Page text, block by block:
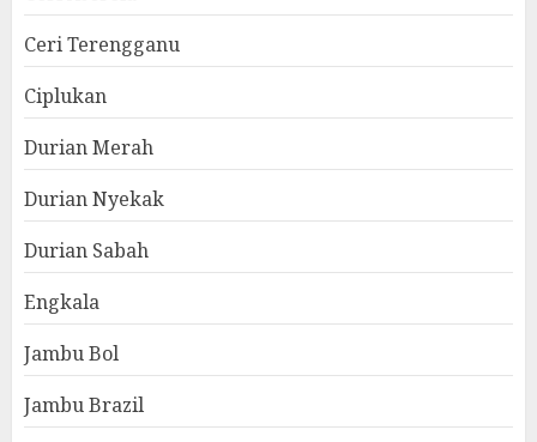
Ceri Terengganu
Ciplukan
Durian Merah
Durian Nyekak
Durian Sabah
Engkala
Jambu Bol
Jambu Brazil